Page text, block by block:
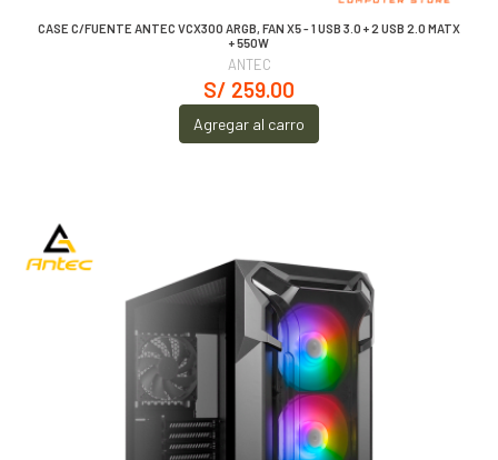
CASE C/FUENTE ANTEC VCX300 ARGB, FAN X5 - 1 USB 3.0 + 2 USB 2.0 MATX
+ 550W
ANTEC
S/ 259.00
Agregar al carro